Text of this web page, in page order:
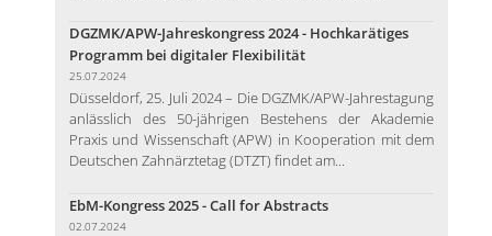
DGZMK/APW-Jahreskongress 2024 - Hochkarätiges
Programm bei digitaler Flexibilität
25.07.2024
Düsseldorf, 25. Juli 2024 – Die DGZMK/APW-Jahrestagung
anlässlich des 50-jährigen Bestehens der Akademie
Praxis und Wissenschaft (APW) in Kooperation mit dem
Deutschen Zahnärztetag (DTZT) findet am...
EbM-Kongress 2025 - Call for Abstracts
02.07.2024